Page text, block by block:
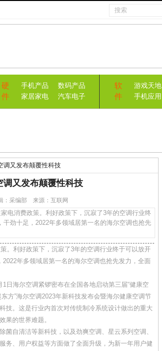
硬
件
手机产品
数码产品
家居家电
汽车电子
软
件
游戏天地
手机应用
调又发布颠覆性科技
调又发布颠覆性科技
：采编部 来源：互联网
费政策。利好政策下，沉寂了3年的空调行业终
劲十足，2022年多领域居第一名的海尔空调也抢先
利好政策下，沉寂了3年的空调行业终于可以放开
年多领域居第一名的海尔空调也抢先发力，全面
海尔空调紧锣密布在全国各地启动第三届“健康空
方”海尔空调2023年新科技发布会暨海尔健康空调节
。这是行业内首次对传统制冷系统设计做出的重大
果的世界难题。
自清洁等新科技，以及劲爽空调、星云系列空调、
务、用户权益等方面做了全面升级，为新一年用户健